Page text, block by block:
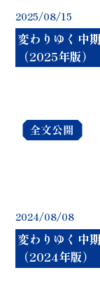
2025/08/15
変わりゆく中
（2025年版）
2024/08/08
変わりゆく中
（2024年版）